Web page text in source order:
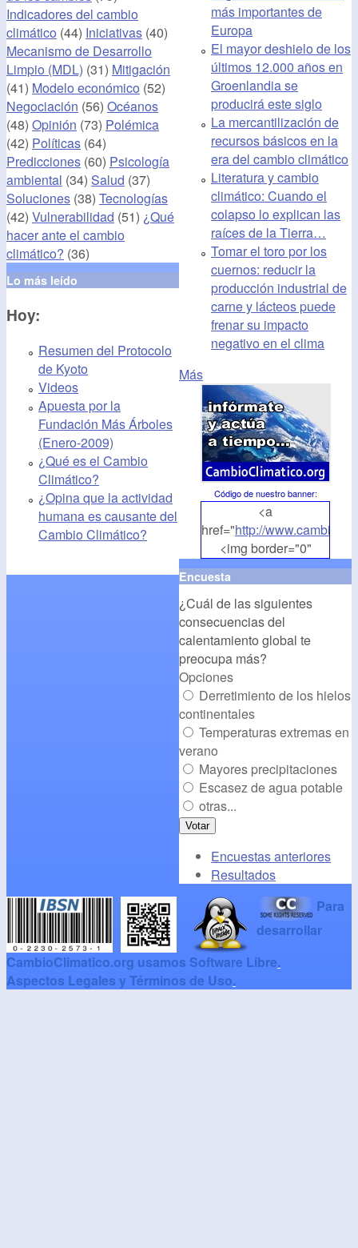
Indicadores del cambio
climático (44) Iniciativas (40)
Mecanismo de Desarrollo
Limpio (MDL) (31) Mitigación
(41) Modelo económico (52)
Negociación (56) Océanos
(48) Opinión (73) Polémica
(42) Políticas (64)
Predicciones (60) Psicología
ambiental (34) Salud (37)
Soluciones (38) Tecnologías
(42) Vulnerabilidad (51) ¿Qué
hacer ante el cambio
climático? (36)
Lo más leído
Hoy:
Resumen del Protocolo
de Kyoto
Videos
Apuesta por la
Fundación Más Árboles
(Enero-2009)
¿Qué es el Cambio
Climático?
¿Opina que la actividad
humana es causante del
Cambio Climático?
más importantes de
Europa
El mayor deshielo de los
últimos 12.000 años en
Groenlandia se
producirá este siglo
La mercantilización de
recursos básicos en la
era del cambio climático
Literatura y cambio
climático: Cuando el
colapso lo explican las
raíces de la Tierra…
Tomar el toro por los
cuernos: reducir la
producción industrial de
carne y lácteos puede
frenar su impacto
negativo en el clima
Más
Código de nuestro banner:
<a
href="http://
<img border="0"
align="middle"
src="http://
alt="CambioClimatico.org"
/></a>
Encuesta
¿Cuál de las siguientes
consecuencias del
calentamiento global te
preocupa más?
Opciones
Derretimiento de los hielos
continentales
Temperaturas extremas en
verano
Mayores precipitaciones
Escasez de agua potable
otras...
Encuestas anteriores
Resultados
Para
desarrollar
CambioClimatico.org usamos Software Libre.
Aspectos Legales y Términos de Uso.